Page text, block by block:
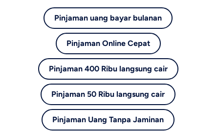
Pinjaman uang bayar bulanan
Pinjaman Online Cepat
Pinjaman 400 Ribu langsung cair
Pinjaman 50 Ribu langsung cair
Pinjaman Uang Tanpa Jaminan